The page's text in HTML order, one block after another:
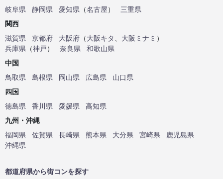
岐阜県
静岡県 愛知県 （名古屋）
三重県
関西
滋賀県
京都府 大阪府 （大阪キタ 大阪ミナミ ）
兵庫県 （神戸） 奈良県
和歌山県
中国
鳥取県
島根県 岡山県 広島県
山口県
四国
徳島県
香川県 愛媛県
高知県
九州・沖縄
福岡県
佐賀県 長崎県 熊本県 大分県 宮崎県
鹿児島県
沖縄県
都道府県から街コンを探す